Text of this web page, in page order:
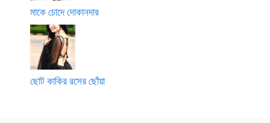
মাকে চোদে দোকানদার
ছোট কাকির রসের ছোঁয়া